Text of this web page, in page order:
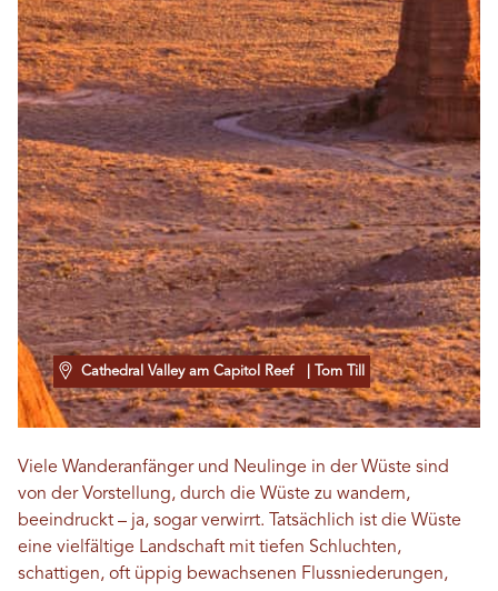
Cathedral Valley am Capitol Reef | Tom Till
Viele Wanderanfänger und Neulinge in der Wüste sind
von der Vorstellung, durch die Wüste zu wandern,
beeindruckt – ja, sogar verwirrt. Tatsächlich ist die Wüste
eine vielfältige Landschaft mit tiefen Schluchten,
schattigen, oft üppig bewachsenen Flussniederungen,